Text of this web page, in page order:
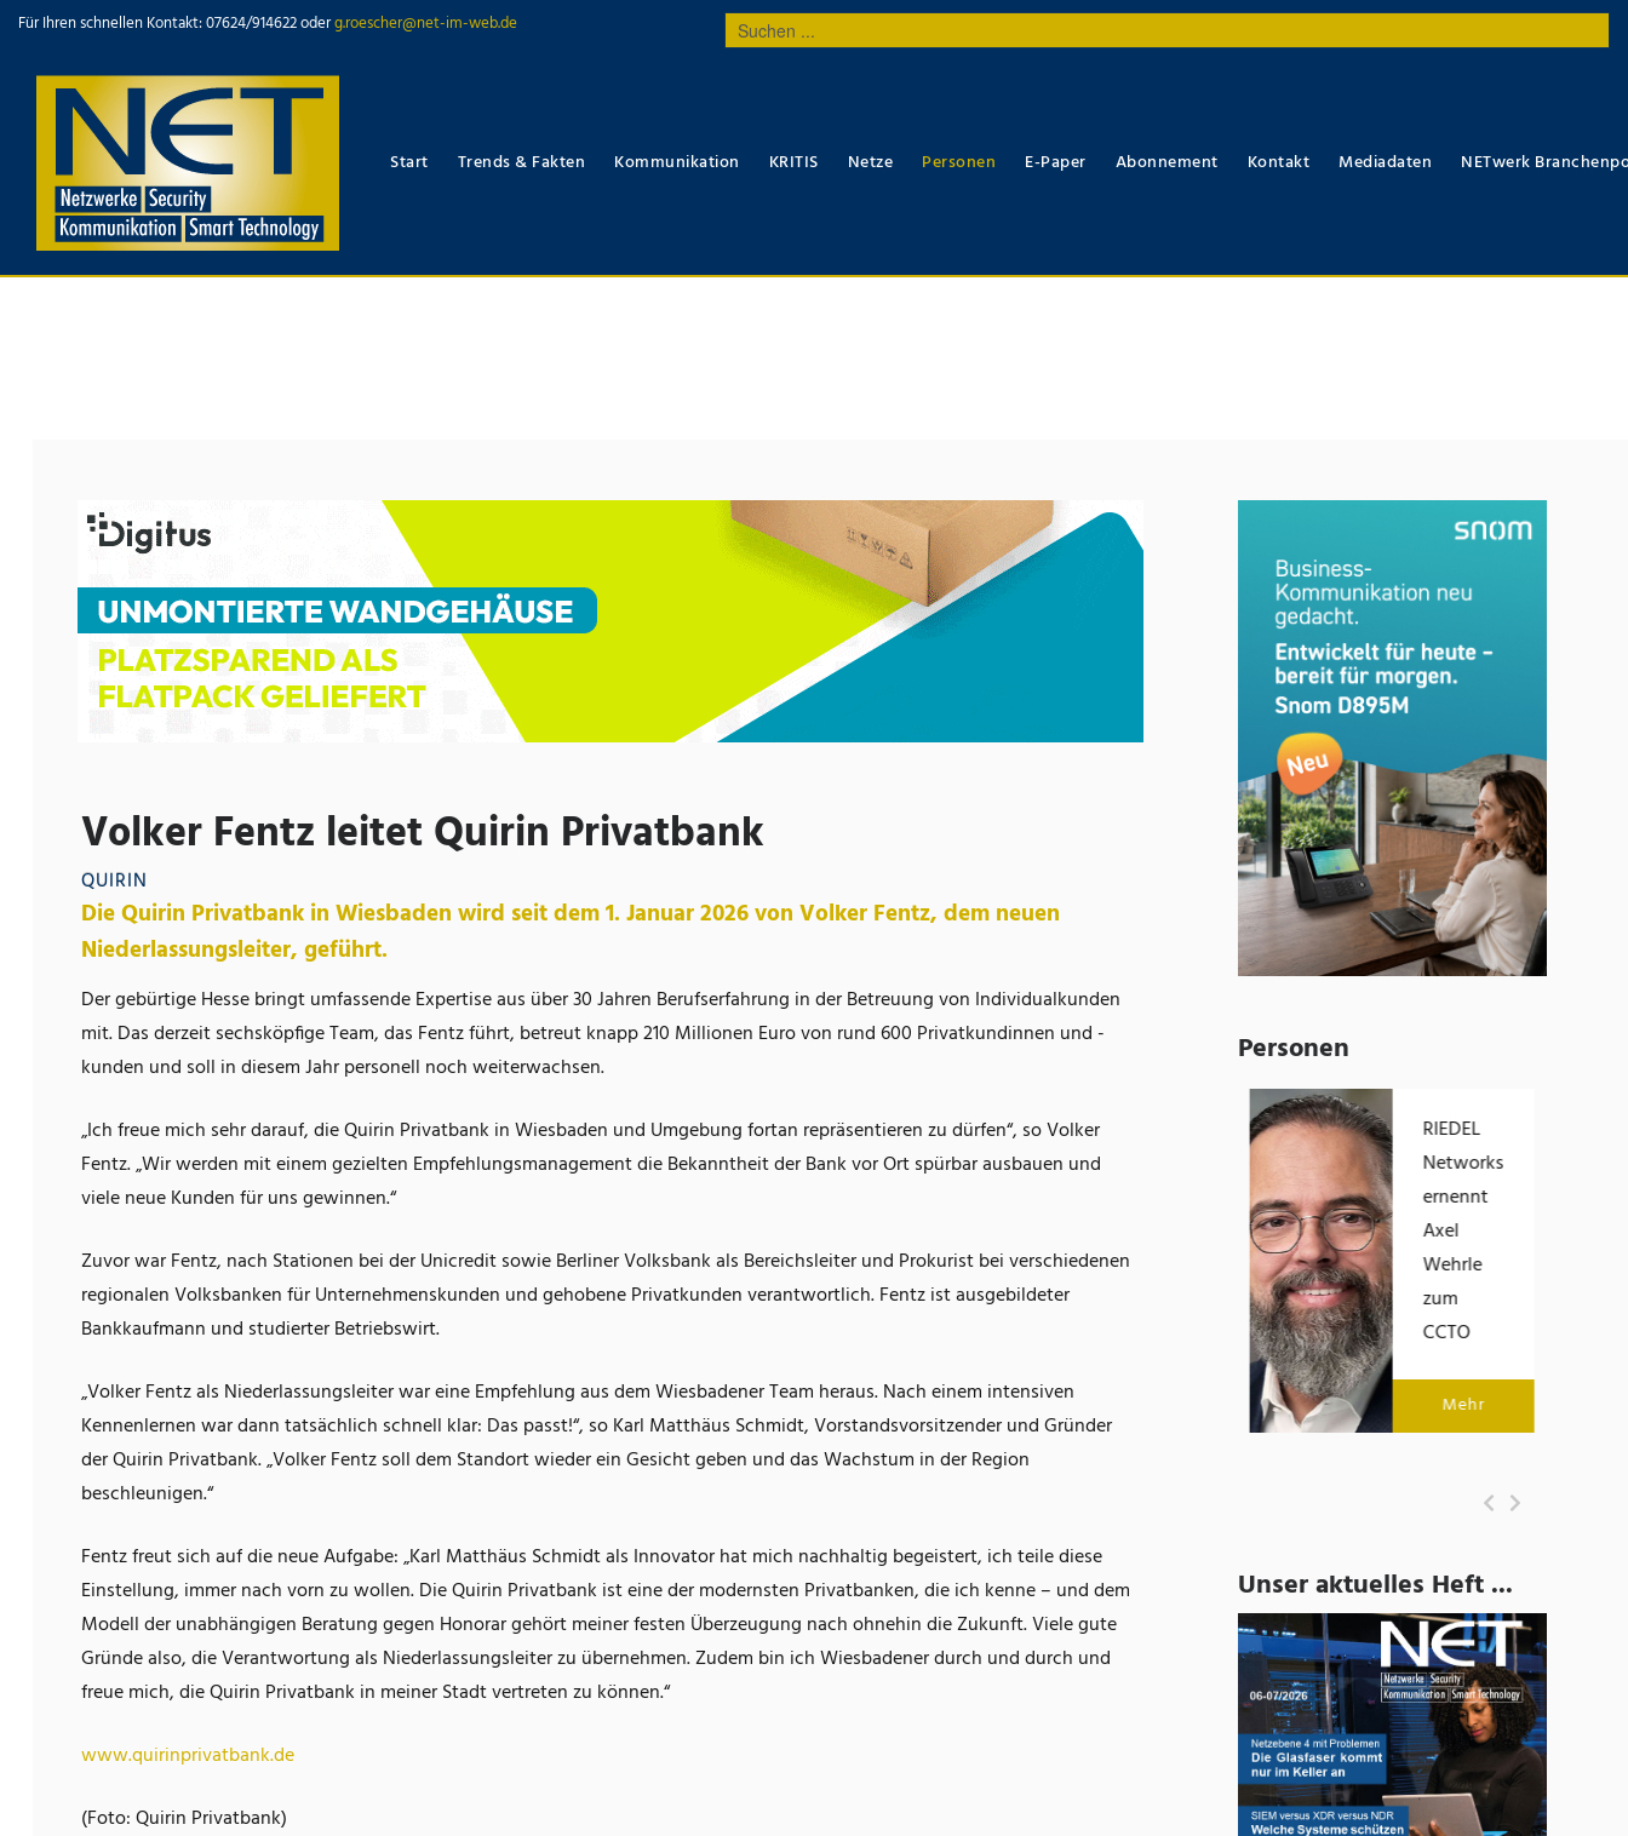
Für Ihren schnellen Kontakt: 07624/914622 oderg.roescher@net-im-web.de
Suchen
...
Start Trends & Fakten Kommunikation KRITIS Netze Personen E-Paper Abonnement Kontakt Mediadaten NETwerk
Personen
Geschäftsführung
RIEDEL
Networks
ernennt
Axel
Wehrle
zum
CCTO
Mehr
Unser aktuelles Heft ...
Volker Fentz leitet Quirin Privatbank
QUIRIN
Die Quirin Privatbank in Wiesbaden wird seit dem 1. Januar 2026 von Volker Fentz, dem neuen
Niederlassungsleiter, geführt.
Der gebürtige Hesse bringt umfassende Expertise aus über 30 Jahren Berufserfahrung in der Betreuung von Individualkunden
mit. Das derzeit sechsköpfige Team, das Fentz führt, betreut knapp 210 Millionen Euro von rund 600 Privatkundinnen und -
kunden und soll in diesem Jahr personell noch weiterwachsen.
„Ich freue mich sehr darauf, die Quirin Privatbank in Wiesbaden und Umgebung fortan repräsentieren zu dürfen“, so Volker
Fentz. „Wir werden mit einem gezielten Empfehlungsmanagement die Bekanntheit der Bank vor Ort spürbar ausbauen und
viele neue Kunden für uns gewinnen.“
Zuvor war Fentz, nach Stationen bei der Unicredit sowie Berliner Volksbank als Bereichsleiter und Prokurist bei verschiedenen
regionalen Volksbanken für Unternehmenskunden und gehobene Privatkunden verantwortlich. Fentz ist ausgebildeter
Bankkaufmann und studierter Betriebswirt.
„Volker Fentz als Niederlassungsleiter war eine Empfehlung aus dem Wiesbadener Team heraus. Nach einem intensiven
Kennenlernen war dann tatsächlich schnell klar: Das passt!“, so Karl Matthäus Schmidt, Vorstandsvorsitzender und Gründer
der Quirin Privatbank. „Volker Fentz soll dem Standort wieder ein Gesicht geben und das Wachstum in der Region
beschleunigen.“
Fentz freut sich auf die neue Aufgabe: „Karl Matthäus Schmidt als Innovator hat mich nachhaltig begeistert, ich teile diese
Einstellung, immer nach vorn zu wollen. Die Quirin Privatbank ist eine der modernsten Privatbanken, die ich kenne – und dem
Modell der unabhängigen Beratung gegen Honorar gehört meiner festen Überzeugung nach ohnehin die Zukunft. Viele gute
Gründe also, die Verantwortung als Niederlassungsleiter zu übernehmen. Zudem bin ich Wiesbadener durch und durch und
freue mich, die Quirin Privatbank in meiner Stadt vertreten zu können.“
www.quirinprivatbank.de
(Foto: Quirin Privatbank)